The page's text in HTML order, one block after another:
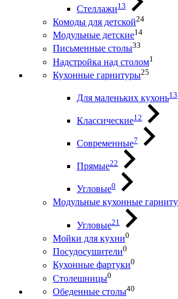
Стеллажи13
Комоды для детской24
Модульные детские14
Письменные столы33
Надстройка над столом1
Кухонные гарнитуры25
Для маленьких кухонь13
Классические12
Современные7
Прямые22
Угловые0
Модульные кухонные
Угловые21
Мойки для кухни0
Посудосушители0
Кухонные фартуки0
Столешницы0
Обеденные столы40